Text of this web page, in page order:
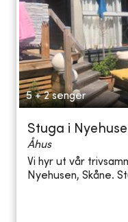
5 + 2 senger
Stuga i
Åhus
Vi hyr ut vår
Nyehusen, Skåne.